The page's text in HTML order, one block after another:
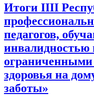
Итоги IIII
педагогов,
инвалидностью
здоровья на
заботы»